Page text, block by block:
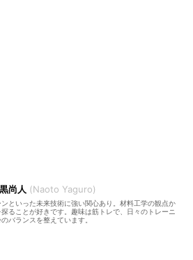
尚人 Naoto Yaguro
ンといった未来技術に強い関心あり。材料工学の観点か
ることが好きです。趣味は筋トレで、日々のトレーニ
バランスを整えています。